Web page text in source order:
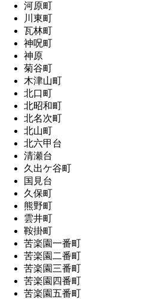
河原町
川東町
瓦林町
神呪町
神原
菊谷町
木津山町
北口町
北昭和町
北名次町
北山町
北六甲台
清瀬台
久出ケ谷町
国見台
久保町
熊野町
雲井町
鞍掛町
苦楽園一番町
苦楽園二番町
苦楽園三番町
苦楽園四番町
苦楽園五番町